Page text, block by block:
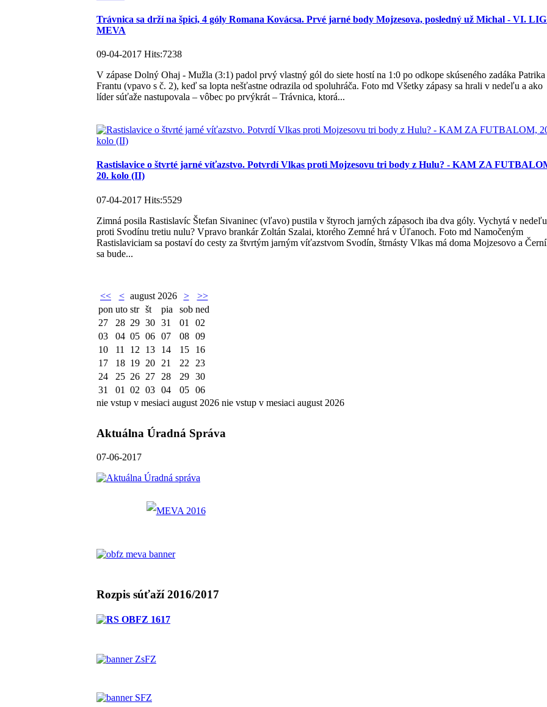
Trávnica sa drží na špici, 4 góly Romana Kovácsa. Prvé jarné body Mojzesova, posledný už Michal - VI.
MEVA
09-04-2017 Hits:7238
V zápase Dolný Ohaj - Mužla (3:1) padol prvý vlastný gól do siete hostí na 1:0 po odkope skúseného zadáka Patrika
Frantu (vpavo s č. 2), keď sa lopta nešťastne odrazila od spoluhráča. Foto md Všetky zápasy sa hrali v nedeľu a ako
líder súťaže nastupovala – vôbec po prvýkrát – Trávnica, ktorá...
Rastislavice o štvrté jarné víťazstvo. Potvrdí Vlkas proti Mojzesovu tri body z Hulu? - KAM ZA
20. kolo (II)
07-04-2017 Hits:5529
Zimná posila Rastislavíc Štefan Sivaninec (vľavo) pustila v štyroch jarných zápasoch iba dva góly. Vychytá v nedeľu
proti Svodínu tretiu nulu? Vpravo brankár Zoltán Szalai, ktorého Zemné hrá v Úľanoch. Foto md Namočeným
Rastislaviciam sa postaví do cesty za štvrtým jarným víťazstvom Svodín, štrnásty Vlkas má doma Mojzesovo a
sa bude...
<< < august 2026 >
>>
pon uto str št pia sob ned
27
28 29 30 31 01
02
03
04 05 06 07 08 09
10
11 12 13 14 15
16
17
18 19 20 21 22
23
24
25 26 27 28 29 30
31
01 02 03 04 05 06
nie vstup v mesiaci august 2026 nie vstup v mesiaci august 2026
Aktuálna Úradná Správa
07-06-2017
Rozpis súťaží 2016/2017